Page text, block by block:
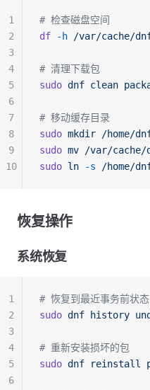
# 检查磁盘空间
df -h /var/cache/
# 清理下载包
sudo dnf clean
# 移动缓存目录
sudo mkdir /home/
sudo mv /var/cache/
sudo ln -s /home/
1
2
3
4
5
6
7
8
9
10
恢复操作
系统恢复
# 恢复到最近事务前状态
sudo dnf history
# 重新安装损坏的包
sudo dnf reinstall
1
2
3
4
5
6